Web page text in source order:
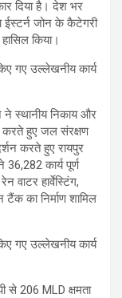
दिया है। देश भर
ईस्टर्न जोन के कैटेगरी
किया।
ने स्थानीय निकाय और
करते हुए जल संरक्षण
करते हुए रायपुर
36,282 कार्य पूर्ण
वाटर हार्वेस्टिंग,
का निर्माण शामिल
से 206 MLD क्षमता